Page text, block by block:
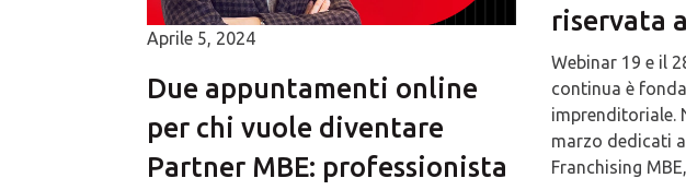
Aprile 5, 2024
Due appuntamenti online
per chi vuole diventare
Partner MBE: professionista
riservata
Webinar 19 e il
continua è
imprenditoriale.
marzo dedicati
Franchising MBE,